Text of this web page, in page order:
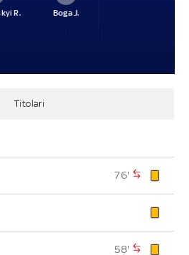
R.
Boga J.
Titolari
76'
58'